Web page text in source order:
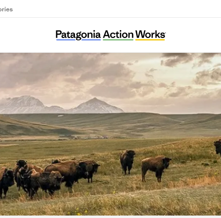
Naturaleza Pública